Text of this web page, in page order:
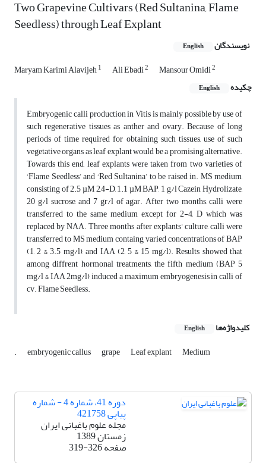
Two Grapevine Cultivars (Red Sultanina, Flame
Seedless) through Leaf Explant
نویسندگان English
Maryam Karimi Alavijeh1 Ali Ebadi2 Mansour Omidi2
چکیده English
Embryogenic calli production in Vitis is mainly possible by use of
such regenerative tissues as anther and ovary. Because of long
periods of time required for obtaining such tissues, use of such
vegetative organs as leaf explant would be a promising alternative.
Towards this end, leaf explants were taken from two varieties of
‘Flame Seedless’ and ‘Red Sultanina’ to be raised in. MS medium,
consisting of 2.5 µM 2,4-D, 1.1 µM BAP, 1 g/l Cazein Hydrolizate,
20 g/l sucrose, and 7 gr/l of agar. After two months, calli were
transferred to the same medium except for 2-4, D which was
replaced by NAA. Three months after explants' culture, calli were
transferred to MS medium containg varied concentrations of BAP
(1, 2 & 3.5 mg/l), and IAA (2, 5 & 15 mg/l). Results showed that
among diffrent hormonal treatments, the fifth medium (BAP 5
mg/l & IAA 2mg/l) induced a maximum embryogenesis in calli of
cv. Flame Seedless.
کلیدواژه‌ها English
. embryogenic callus grape Leaf explant Medium
دوره 41، شماره 4 - شماره
پیاپی 421758
مجله علوم باغبانی ایران
زمستان 1389
صفحه319-326